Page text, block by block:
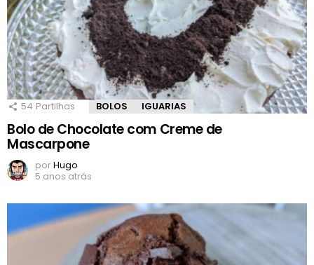
54 Partilhas BOLOS IGUARIAS
Bolo de Chocolate com Creme de
Mascarpone
porHugo
5 anos atrás